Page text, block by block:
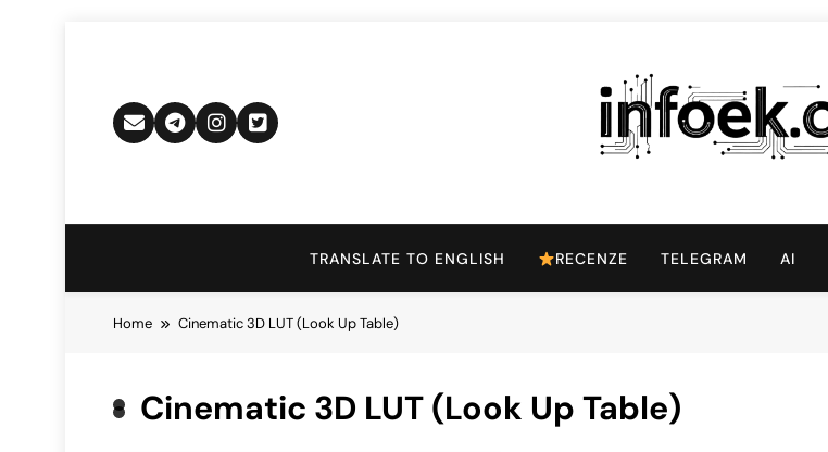
Infoek.cz
TRANSLATE TO ENGLISH RECENZE TELEGRAM AI
Home Cinematic 3D LUT (Look Up Table)
Cinematic 3D LUT (Look Up Table)